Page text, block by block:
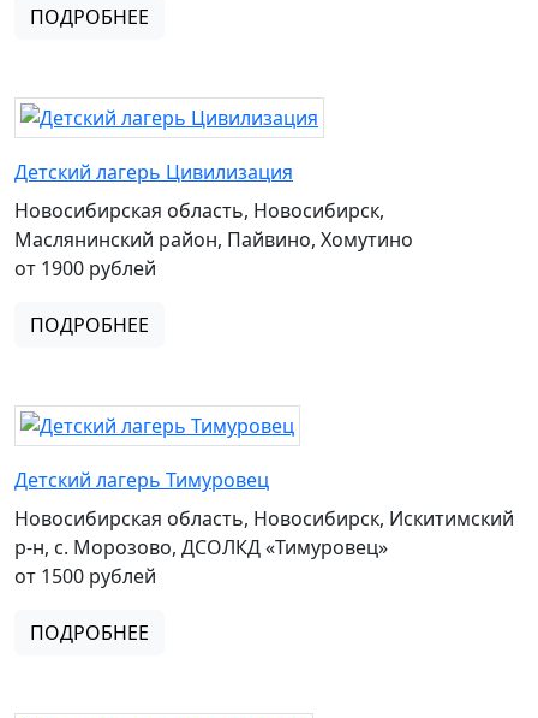
ПОДРОБНЕЕ
Детский лагерь Цивилизация
Новосибирская область, Новосибирск,
Маслянинский район, Пайвино, Хомутино
от 1900 рублей
ПОДРОБНЕЕ
Детский лагерь Тимуровец
Новосибирская область, Новосибирск, Искитимский
р-н, с. Морозово, ДСОЛКД «Тимуровец»
от 1500 рублей
ПОДРОБНЕЕ